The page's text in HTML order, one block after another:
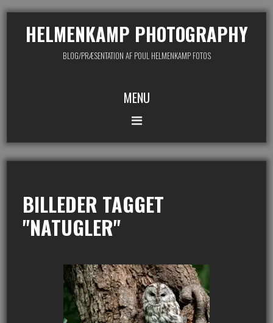
HELMENKAMP PHOTOGRAPHY
BLOG/PRÆSENTATION AF POUL HELMENKAMP FOTOS
MENU
BILLEDER TAGGET
"NATUGLER"